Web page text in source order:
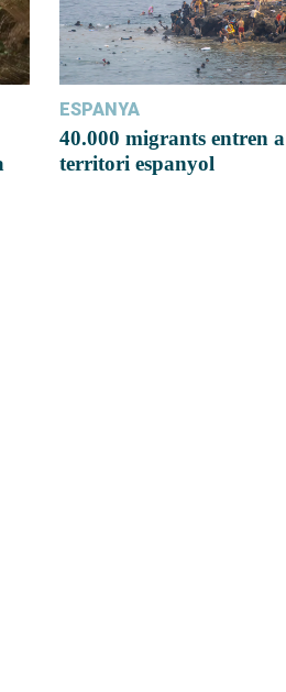
ESPANYA
40.000 migrants entren a
territori espanyol